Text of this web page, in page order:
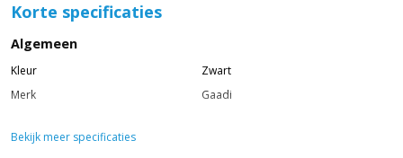
Korte specificaties
Algemeen
Kleur
Zwart
Merk
Gaadi
Bekijk meer specificaties